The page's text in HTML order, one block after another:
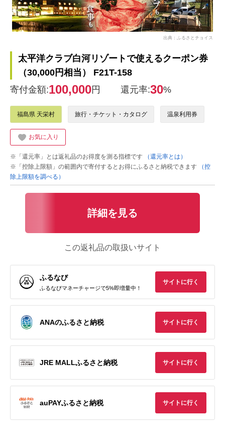
出典：ふるさとチョイス
太平洋クラブ白河リゾートで使えるクーポン券
（30,000円相当） F21T-158
寄付金額:100,000円 還元率:30%
福島県 天栄村 旅行・チケット・カタログ 温泉利用券
お気に入り
※「還元率」とは返礼品のお得度を測る指標です
（還元率とは）
※「控除上限額」の範囲内で寄付するとお得にふるさと納税できます
（控
除上限額を調べる）
詳細を見る
この返礼品の取扱いサイト
ふるなび
ふるなびマネーチャージで5%即増量中！
サイトに行く
ANAのふるさと納税 サイトに行く
JRE MALLふるさと納税 サイトに行く
auPAYふるさと納税 サイトに行く